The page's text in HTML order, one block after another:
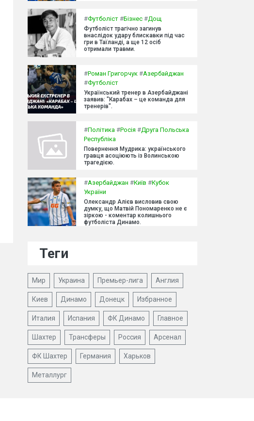
#Футболіст #Бізнес #Дощ
Футболіст трагічно загинув
внаслідок удару блискавки під час
гри в Таїланді, а ще 12 осіб
отримали травми.
#Роман Григорчук #Азербайджан
#Футболіст
Український тренер в Азербайджані
заявив: "Карабах – це команда для
тренерів".
#Політика #Росія #Друга Польська
Республіка
Повернення Мудрика: українського
гравця асоціюють із Волинською
трагедією.
#Азербайджан #Київ #Кубок
України
Олександр Алієв висловив свою
думку, що Матвій Пономаренко не є
зіркою - коментар колишнього
футболіста Динамо.
Теги
Мир Украина Премьер-лига Англия
Киев Динамо Донецк Избранное
Италия Испания ФК Динамо Главное
Шахтер Трансферы Россия Арсенал
ФК Шахтер Германия Харьков
Металлург